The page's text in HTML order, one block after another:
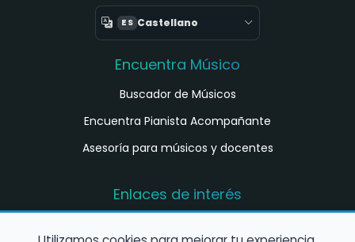
ES Castellano
Encuentra Músico
Buscador de Músicos
Encuentra Pianista Acompañante
Asesoría para músicos y docentes
Enlaces de interés
música en España